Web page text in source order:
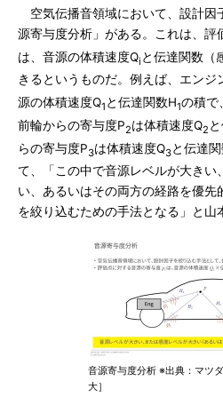
空気伝播音領域において、設計因
源寄与度分析」がある。これは、評
は、音源の体積速度Qi と伝達関数（
きるというものだ。例えば、エンジ
源の体積速度Q1 と伝達関数H1の積で
前輪からの寄与度P2は体積速度Q2
らの寄与度P3は体積速度Q3と伝達
て、「この中で音源レベルが大きい
い、あるいはその両方の経路を優
を絞り込むための手法となる」と山
音源寄与度分析 ※出典：マツ
大］